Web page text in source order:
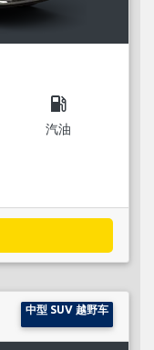
local_gas_station
汽油
中型 SUV 越野车